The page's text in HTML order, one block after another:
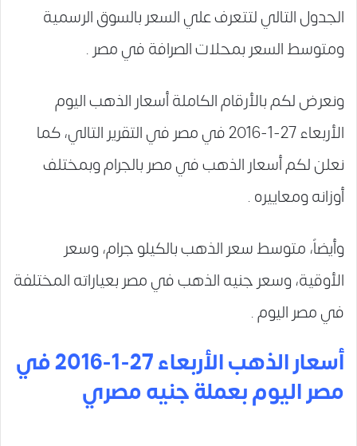
الجدول التالي لتتعرف علي السعر بالسوق الرسمية
ومتوسط السعر بمحلات الصرافة في مصر .
ونعرض لكم بالأرقام الكاملة أسعار الذهب اليوم
الأربعاء 27-1-2016 في مصر في التقرير التالي، كما
نعلن لكم أسعار الذهب في مصر بالجرام وبمختلف
أوزانه ومعاييره .
وأيضاً، متوسط سعر الذهب بالكيلو جرام، وسعر
الأوقية، وسعر جنيه الذهب في مصر بعياراته المختلفة
في مصر اليوم .
أسعار الذهب الأربعاء 27-1-2016 في
مصر اليوم بعملة جنيه مصري